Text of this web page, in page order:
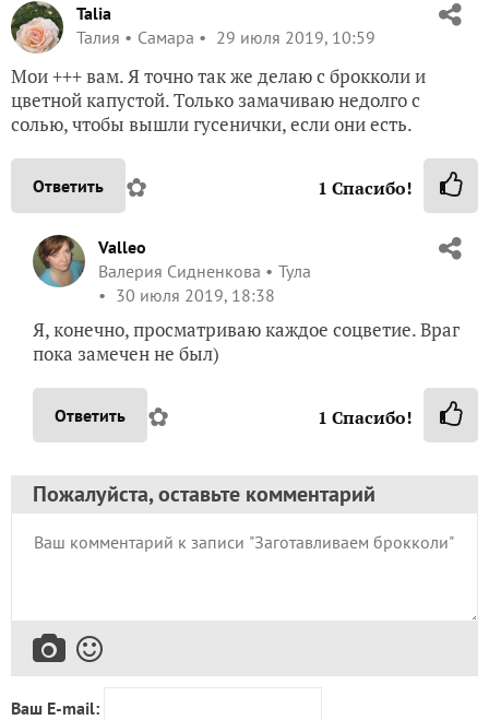
Talia
Талия
Самара 29 июля 2019, 10:59
Мои +++ вам. Я точно так же делаю с брокколи и
цветной капустой. Только замачиваю недолго с
солью, чтобы вышли гусенички, если они есть.
Ответить ✿ 1 Спасибо!
Valleo
Валерия Сидненкова
Тула
30 июля 2019, 18:38
Я, конечно, просматриваю каждое соцветие. Враг
пока замечен не был)
Ответить ✿ 1 Спасибо!
Пожалуйста, оставьте комментарий
Ваш E-mail: